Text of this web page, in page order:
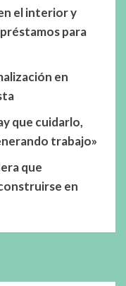
el interior y
para
en
que cuidarlo,
trabajo»
que
en